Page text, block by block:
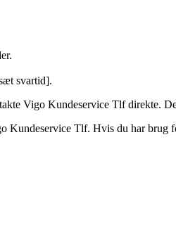
svartid].
Vigo Kundeservice Tlf direkte.
Tlf. Hvis du har brug